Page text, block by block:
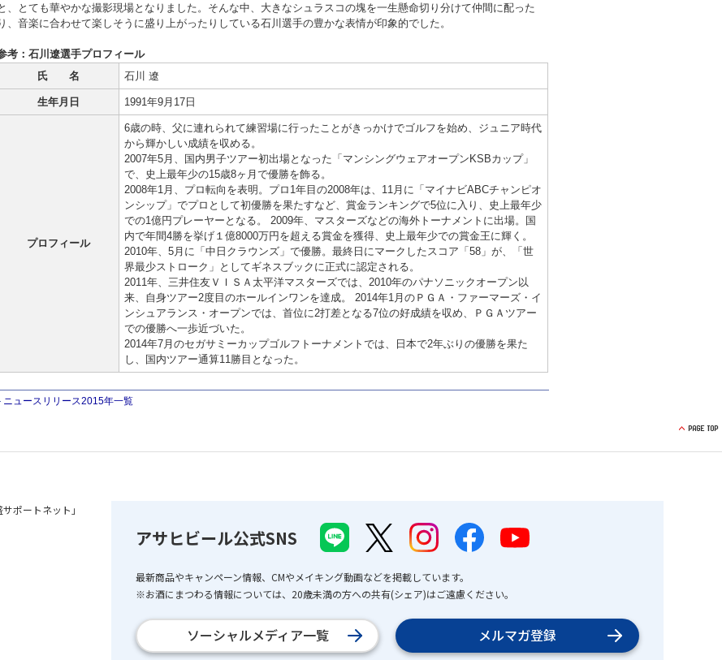
、とても華やかな撮影現場となりました。そんな中、大きなシュラスコの塊を一生懸命切り分けて仲間に配った
、音楽に合わせて楽しそうに盛り上がったりしている石川選手の豊かな表情が印象的でした。
考：石川遼選手プロフィール
氏 名
石川 遼
生年月日 1991年9月17日
プロフィール
6歳の時、父に連れられて練習場に行ったことがきっかけでゴルフを始め、ジュニア時代
から輝かしい成績を収める。
2007年5月、国内男子ツアー初出場となった「マンシングウェアオープンKSBカップ」
で、史上最年少の15歳8ヶ月で優勝を飾る。
2008年1月、プロ転向を表明。プロ1年目の2008年は、11月に「マイナビABCチャンピオ
ンシップ」でプロとして初優勝を果たすなど、賞金ランキングで5位に入り、史上最年少
での1億円プレーヤーとなる。 2009年、マスターズなどの海外トーナメントに出場。国
内で年間4勝を挙げ１億8000万円を超える賞金を獲得、史上最年少での賞金王に輝く。
2010年、5月に「中日クラウンズ」で優勝。最終日にマークしたスコア「58」が、「世
界最少ストローク」としてギネスブックに正式に認定される。
2011年、三井住友ＶＩＳＡ太平洋マスターズでは、2010年のパナソニックオープン以
来、自身ツアー2度目のホールインワンを達成。 2014年1月のＰＧＡ・ファーマーズ・イ
ンシュアランス・オープンでは、首位に2打差となる7位の好成績を収め、ＰＧＡツアー
での優勝へ一歩近づいた。
2014年7月のセガサミーカップゴルフトーナメントでは、日本で2年ぶりの優勝を果た
し、国内ツアー通算11勝目となった。
ニュースリリース2015年一覧
ポートネット」
アサヒビール公式SNS
最新商品やキャンペーン情報、CMやメイキング動画などを掲載しています。
※お酒にまつわる情報については、20歳未満の方への共有(シェア)はご遠慮ください。
ソーシャルメディア一覧 メルマガ登録